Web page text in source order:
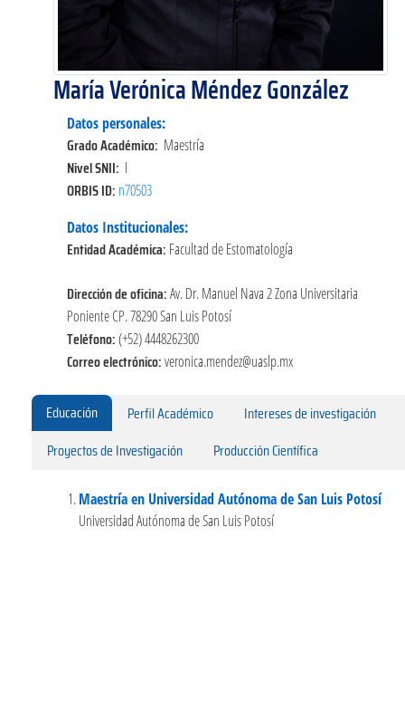
María Verónica Méndez González
Datos personales:
Grado Académico: Maestría
Nivel SNII: I
ORBIS ID: n70503
Datos Institucionales:
Entidad Académica: Facultad de Estomatología
Dirección de oficina:Av. Dr. Manuel Nava 2 Zona Universitaria
Poniente CP. 78290 San Luis Potosí
Teléfono:(+52) 4448262300
Correo electrónico:veronica.mendez@uaslp.mx
Educación Perfil Académico
Intereses de investigación
Proyectos de Investigación
Producción Científica
Maestría en Universidad Autónoma de San Luis Potosí
Universidad Autónoma de San Luis Potosí